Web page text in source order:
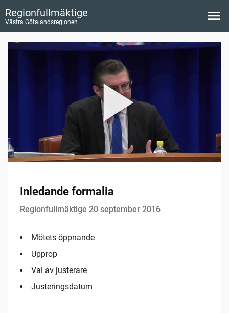
Regionfullmäktige
Västra Götalandsregionen
Inledande formalia
Regionfullmäktige 20 september 2016
Mötets öppnande
Upprop
Val av justerare
Justeringsdatum